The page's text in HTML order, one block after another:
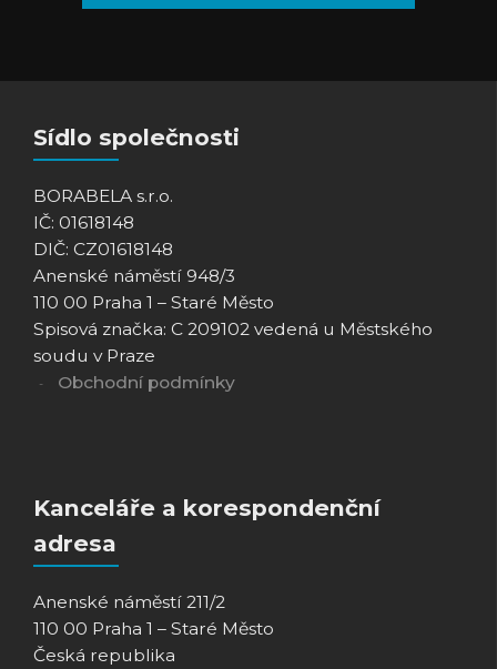
Sídlo společnosti
BORABELA s.r.o.
IČ: 01618148
DIČ: CZ01618148
Anenské náměstí 948/3
110 00 Praha 1 – Staré Město
Spisová značka: C 209102 vedená u Městského
soudu v Praze
Obchodní podmínky
Kanceláře a korespondenční
adresa
Anenské náměstí 211/2
110 00 Praha 1 – Staré Město
Česká republika